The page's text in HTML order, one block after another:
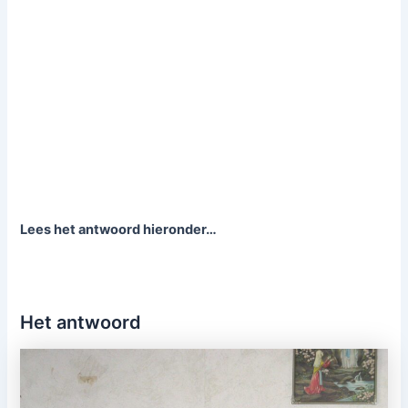
Lees het antwoord hieronder…
Het antwoord